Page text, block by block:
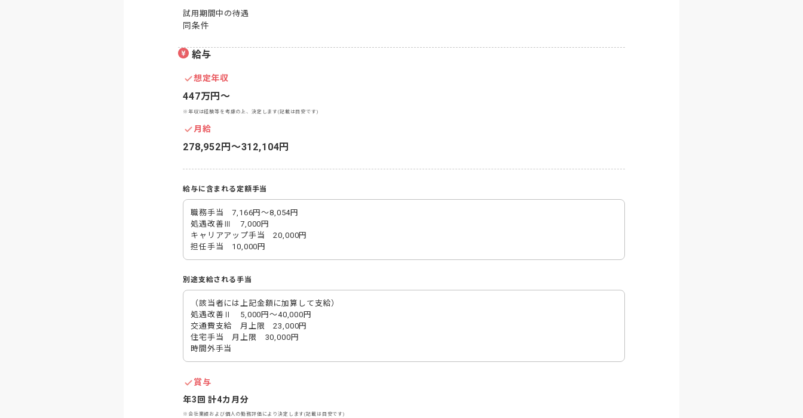
試用期間中の待遇
同条件
給与
想定年収
447万円〜
※年収は経験等を考慮の上、決定します(記載は目安です)
月給
278,952円〜312,104円
給与に含まれる定額手当
職務手当　7,166円～8,054円
処遇改善Ⅲ　7,000円
キャリアアップ手当　20,000円
担任手当　10,000円
別途支給される手当
（該当者には上記金額に加算して支給）
処遇改善Ⅱ　5,000円～40,000円
交通費支給　月上限　23,000円
住宅手当　月上限　30,000円
時間外手当
賞与
年3回 計4カ月分
※会社業績および個人の勤務評価により決定します(記載は目安です)